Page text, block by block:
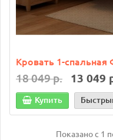
Кровать 1-
18 049 р. 13 049
Купить
Показано с 1